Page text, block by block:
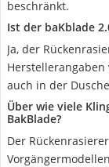
beschränkt.
Ist der baKblade
Ja, der
Herstellerangaben
auch in der
Über wie viele
BakBlade?
Der